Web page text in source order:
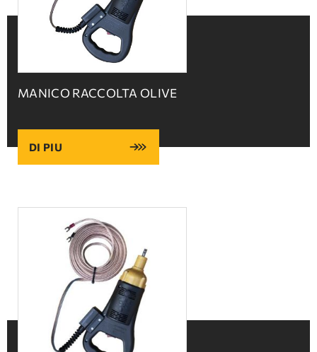
MANICO RACCOLTA OLIVE
DI PIU